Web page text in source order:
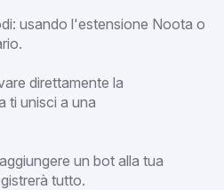
usando l'estensione Noota o
direttamente la
ti unisci a una
un bot alla tua
tutto.